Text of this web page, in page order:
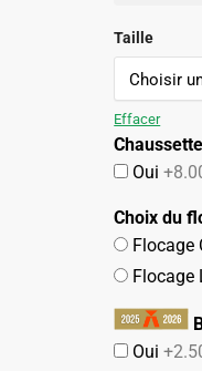
Taille
Effacer
Oui
Choix du
Flocage
Flocage
Oui